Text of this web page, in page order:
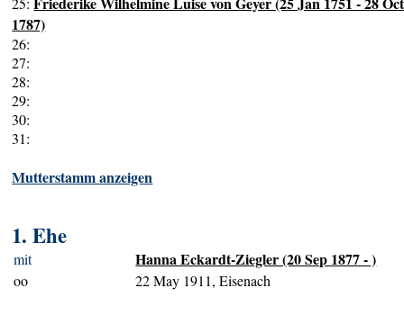
1787)
26:
27:
28:
29:
30:
31:
Mutterstamm anzeigen
1. Ehe
mit Hanna Eckardt-Ziegler (20 Sep 1877 - )
oo 22 May 1911, Eisenach